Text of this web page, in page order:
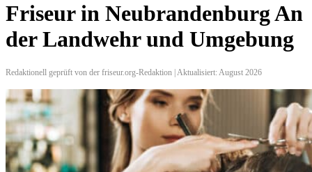
Friseur in Neubrandenburg An
der Landwehr und Umgebung
Redaktionell geprüft von der friseur.org-Redaktion | Aktualisiert: August 2026